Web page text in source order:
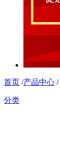
首页 /产品中心 /
分类